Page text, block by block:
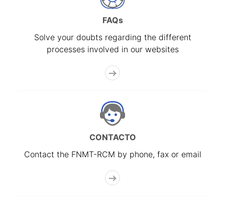
FAQs
Solve your doubts regarding the different
processes involved in our websites
CONTACTO
Contact the FNMT-RCM by phone, fax or email